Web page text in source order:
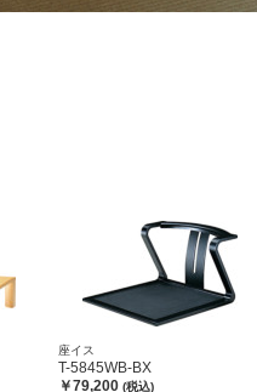
座イス
T-5845WB-BX
￥79,200 (税込)